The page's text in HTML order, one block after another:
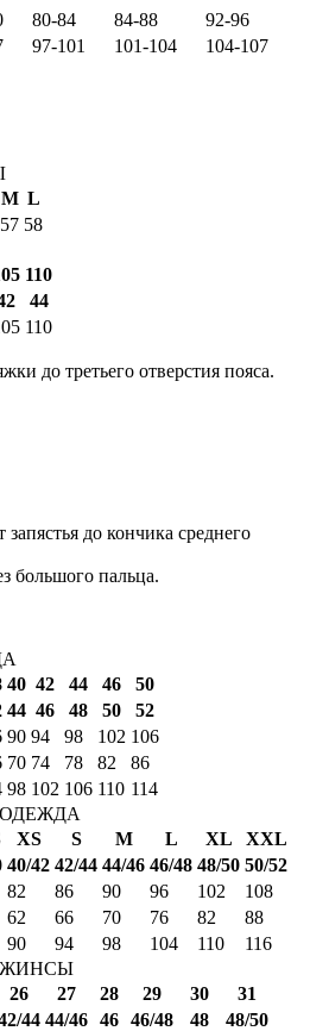
80-84 84-88
92-96
97-101 101-104
104-107
M L
57 58
110
44
110
до третьего отверстия пояса.
до кончика среднего
большого пальца.
40 42 44 46
50
44 46 48 50
52
90 94 98 102 106
70 74 78 82
86
98 102 106 110 114
ОДЕЖДА
XS S M L XL
XXL
40/42 42/44 44/46 46/48 48/50 50/52
82 86 90 96 102
108
62 66 70 76 82
88
90 94 98 104 110
116
26 27 28 29 30
31
44 44/46 46 46/48 48
48/50